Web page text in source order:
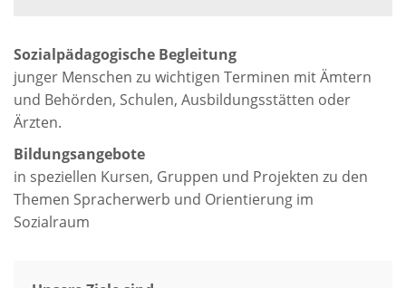
Sozialpädagogische Begleitung
junger Menschen zu wichtigen Terminen mit Ämtern
und Behörden, Schulen, Ausbildungsstätten oder
Ärzten.
Bildungsangebote
in speziellen Kursen, Gruppen und Projekten zu den
Themen Spracherwerb und Orientierung im
Sozialraum